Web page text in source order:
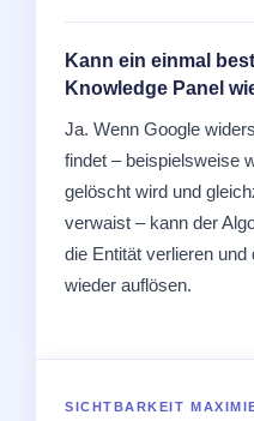
Kann ein einmal
Knowledge Panel
Ja. Wenn Google
findet – beispielsweise
gelöscht wird und
verwaist – kann der
die Entität verlieren und
wieder auflösen.
SICHTBARKEIT